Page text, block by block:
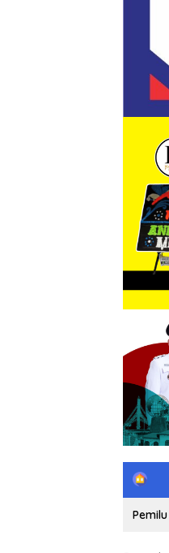
H
m
e
Pemilu